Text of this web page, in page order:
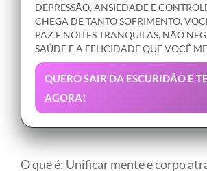
DEPRESSÃO, ANSIEDADE E
CHEGA DE TANTO SOFRIMENTO,
PAZ E NOITES TRANQUILAS, NÃO
SAÚDE E A FELICIDADE QUE VOCÊ
QUERO SAIR DA ESCURIDÃO E
AGORA!
O que é: Unificar mente e corpo